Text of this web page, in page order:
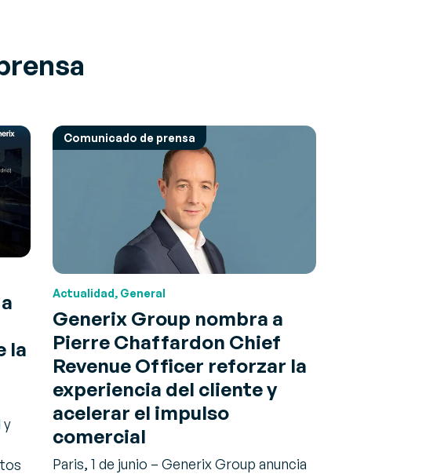
la
y
Comunicado de prensa
Actualidad, General
Generix Group nombra a
Pierre Chaffardon Chief
Revenue Officer reforzar la
experiencia del cliente y
acelerar el impulso
comercial
Paris, 1 de junio – Generix Group anuncia